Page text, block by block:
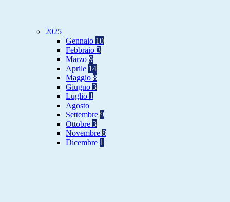
2025
Gennaio 10
Febbraio 3
Marzo 9
Aprile 14
Maggio 8
Giugno 3
Luglio 1
Agosto
Settembre 9
Ottobre 3
Novembre 8
Dicembre 1